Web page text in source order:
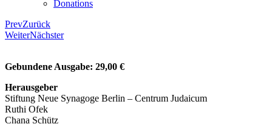
Donations
PrevZurück
WeiterNächster
Gebundene Ausgabe: 29,00 €
Herausgeber
Stiftung Neue Synagoge Berlin – Centrum Judaicum
Ruthi Ofek
Chana Schütz